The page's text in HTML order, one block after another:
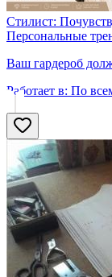
Стилист:
Персональные
Ваш гардероб
Работает в: По